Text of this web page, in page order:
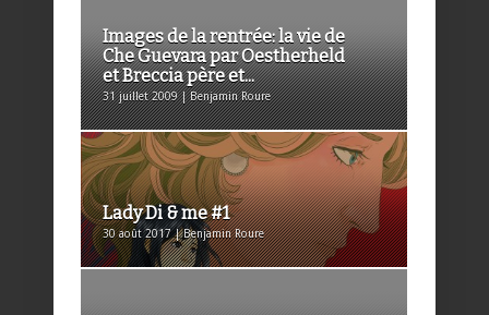
Images de la rentrée: la vie de
Che Guevara par Oestherheld
et Breccia père et...
31 juillet 2009 | Benjamin Roure
Lady Di & me #1
30 août 2017 | Benjamin Roure